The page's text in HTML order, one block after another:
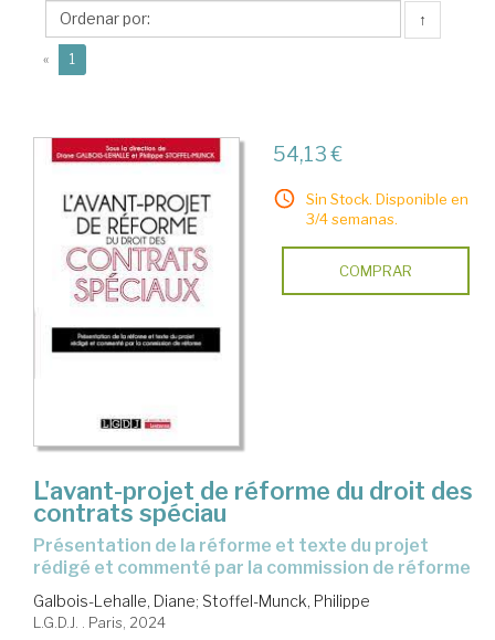
Philippe
↑
« 1
54,13 €
Sin Stock. Disponible en
3/4 semanas.
COMPRAR
L'avant-projet de réforme du droit des
contrats spéciau
Présentation de la réforme et texte du projet
rédigé et commenté par la commission de réforme
Galbois-Lehalle, Diane; Stoffel-Munck, Philippe
L.G.D.J. . Paris, 2024